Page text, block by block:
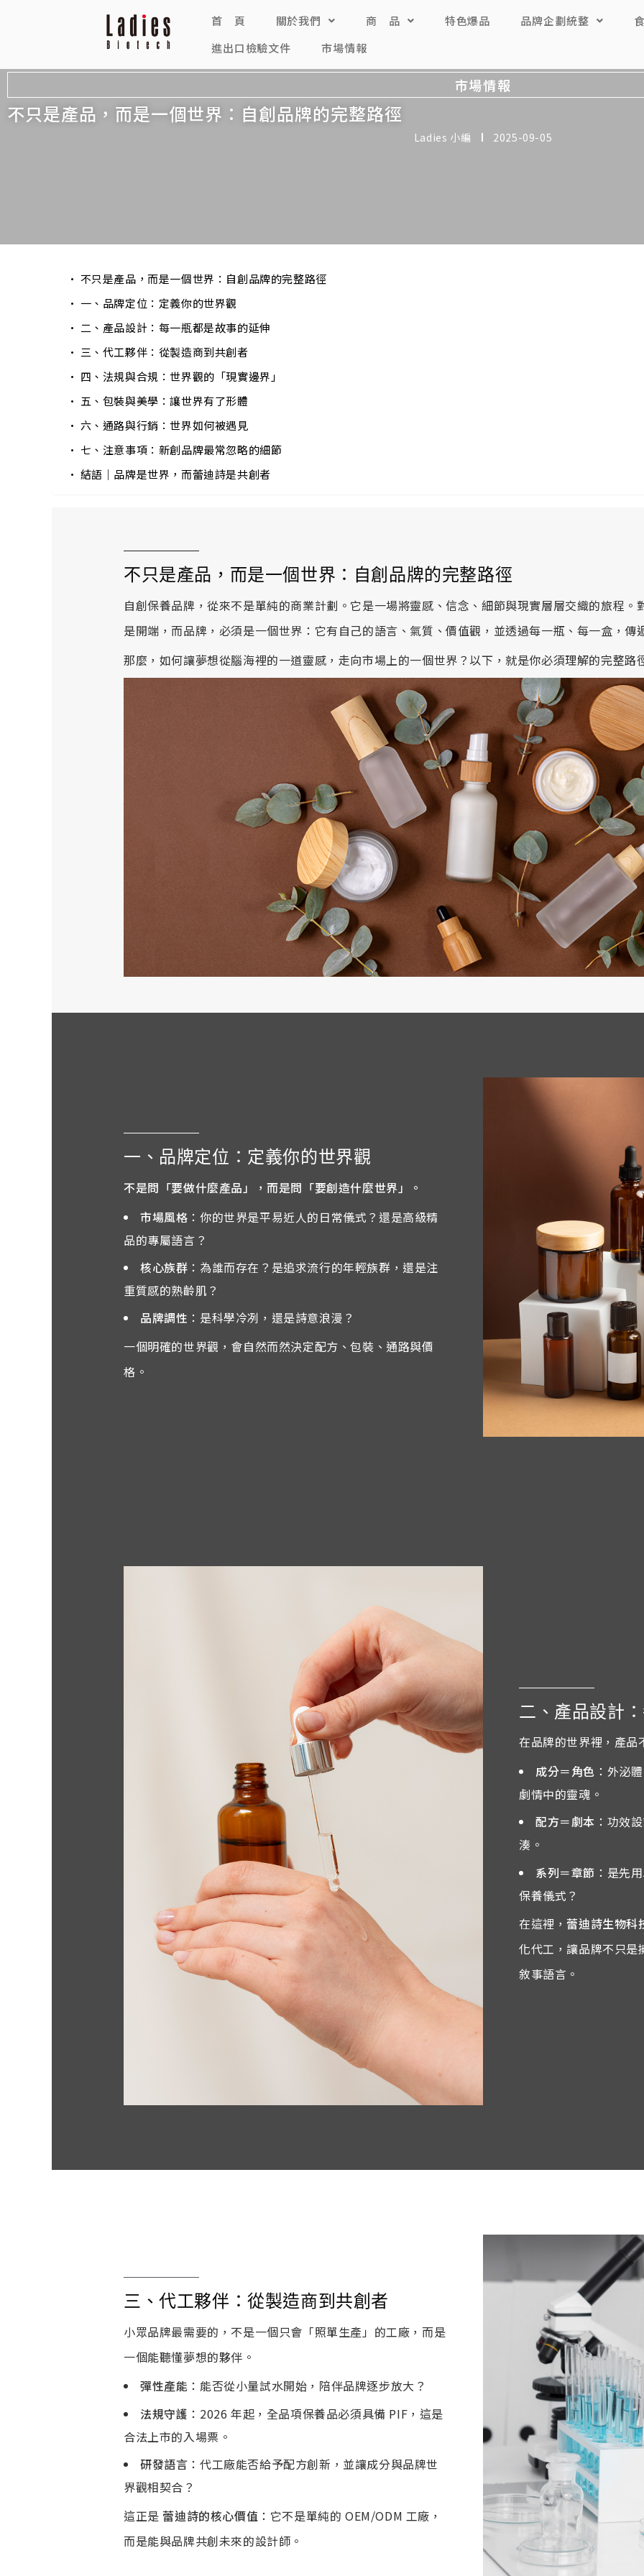
首 頁 關於我們 商 品 特色爆品 品牌企劃統整
進出口檢驗文件
市場情報
市場情報
不只是產品，而是一個世界：自創品牌的完整路徑
Ladies 小編 2025-09-05
不只是產品，而是一個世界：自創品牌的完整路徑
一、品牌定位：定義你的世界觀
二、產品設計：每一瓶都是故事的延伸
三、代工夥伴：從製造商到共創者
四、法規與合規：世界觀的「現實邊界」
五、包裝與美學：讓世界有了形體
六、通路與行銷：世界如何被遇見
七、注意事項：新創品牌最常忽略的細節
結語｜品牌是世界，而蕾迪詩是共創者
不只是產品，而是一個世界：自創品牌的完整路徑
自創保養品牌，從來不是單純的商業計劃。它是一場將靈感、信念、細節與現實層層交織的旅程
是開端，而品牌，必須是一個世界：它有自己的語言、氣質、價值觀，並透過每一瓶、每一盒，傳
那麼，如何讓夢想從腦海裡的一道靈感，走向市場上的一個世界？以下，就是你必須理解的完整路
一、品牌定位：定義你的世界觀
不是問「要做什麼產品」，而是問「要創造什麼世界」。
市場風格 ：你的世界是平易近人的日常儀式？還是高級精
品的專屬語言？
核心族群 ：為誰而存在？是追求流行的年輕族群，還是注
重質感的熟齡肌？
品牌調性 ：是科學冷冽，還是詩意浪漫？
一個明確的世界觀，會自然而然決定配方、包裝、通路與價
格。
二、產品設計
在品牌的世界裡，產品
成分＝角色 ：外泌
劇情中的靈魂。
配方＝劇本 ：功效
湊。
系列＝章節 ：是先
保養儀式？
在這裡， 蕾迪詩生物科
化代工，讓品牌不只是
敘事語言。
三、代工夥伴：從製造商到共創者
小眾品牌最需要的，不是一個只會「照單生產」的工廠，而是
一個能聽懂夢想的夥伴。
彈性產能 ：能否從小量試水開始，陪伴品牌逐步放大？
法規守護 ：2026 年起，全品項保養品必須具備 PIF，這是
合法上市的入場票。
研發語言 ：代工廠能否給予配方創新，並讓成分與品牌世
界觀相契合？
這正是 蕾迪詩的核心價值 ：它不是單純的 OEM/ODM 工廠，
而是能與品牌共創未來的設計師。